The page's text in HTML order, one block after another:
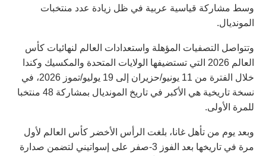
وسط مشاركة قياسية عربية في ظل زيادة عدد منتخبات
المونديال.
وتتواصل التصفيات المؤهلة واستعدادات العالم لنهائيات كأس
العالم 2026 التي تستضيفها الولايات المتحدة والمكسيك وكندا
خلال الفترة من 11 يونيو/حزيران إلى 19 يوليو/تموز 2026، في
نسخة تاريخية هي الأكبر في تاريخ المونديال بمشاركة 48 منتخبا
للمرة الأولى.
وبعد يوم من تأهل غانا، بلغت الرأس الأخضر كأس العالم لأول
مرة في تاريخها بعد الفوز 3-صفر على إسواتيني لتضمن صدارة